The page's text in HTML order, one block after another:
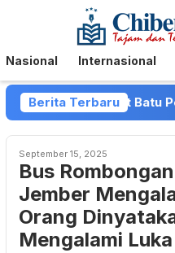
Menu
Mobile
Nasional Internasional
Berita Terbaru
dan Pemkot Batu
September 15, 2025
Bus
Jember
Orang
Mengalami